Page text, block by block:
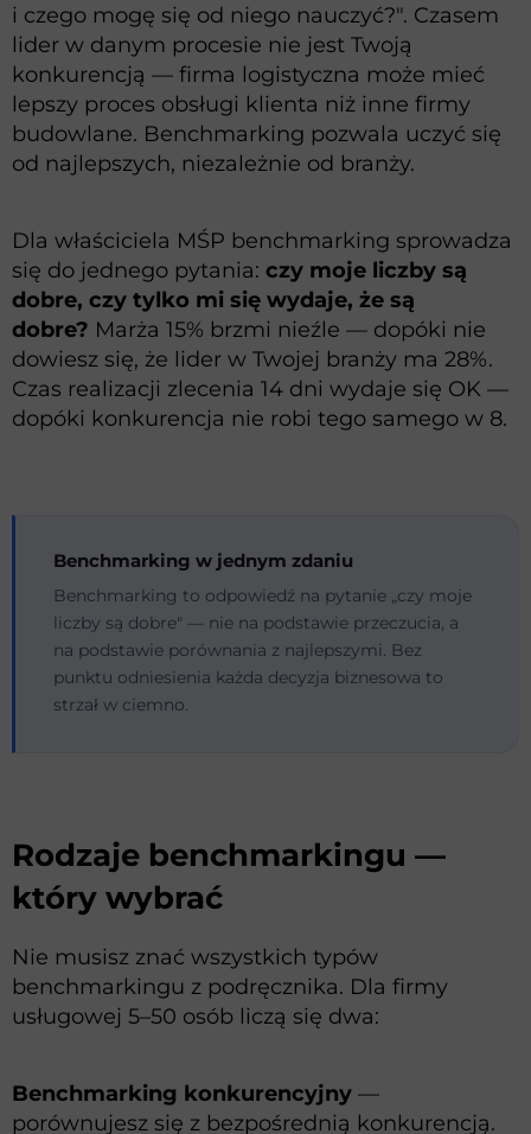
i czego mogę się od niego nauczyć?". Czasem
lider w danym procesie nie jest Twoją
konkurencją — firma logistyczna może mieć
lepszy proces obsługi klienta niż inne firmy
budowlane. Benchmarking pozwala uczyć się
od najlepszych, niezależnie od branży.
Dla właściciela MŚP benchmarking sprowadza
się do jednego pytania: czy moje liczby są
dobre, czy tylko mi się wydaje, że są
dobre? Marża 15% brzmi nieźle — dopóki nie
dowiesz się, że lider w Twojej branży ma 28%.
Czas realizacji zlecenia 14 dni wydaje się OK —
dopóki konkurencja nie robi tego samego w 8.
Benchmarking w jednym zdaniu
Benchmarking to odpowiedź na pytanie „czy moje
liczby są dobre" — nie na podstawie przeczucia, a
na podstawie porównania z najlepszymi. Bez
punktu odniesienia każda decyzja biznesowa to
strzał w ciemno.
Rodzaje benchmarkingu —
który wybrać
Nie musisz znać wszystkich typów
benchmarkingu z podręcznika. Dla firmy
usługowej 5–50 osób liczą się dwa:
Benchmarking konkurencyjny —
porównujesz się z bezpośrednią konkurencją.